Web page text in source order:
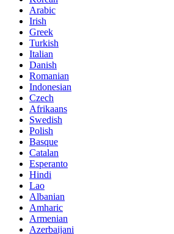
Arabic
Irish
Greek
Turkish
Italian
Danish
Romanian
Indonesian
Czech
Afrikaans
Swedish
Polish
Basque
Catalan
Esperanto
Hindi
Lao
Albanian
Amharic
Armenian
Azerbaijani